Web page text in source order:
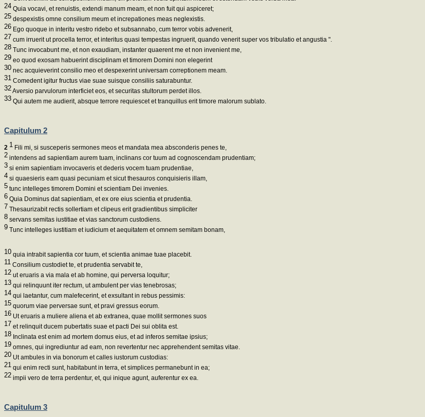
24 Quia vocavi, et renuistis, extendi manum meam, et non fuit qui aspiceret;
25 despexistis omne consilium meum et increpationes meas neglexistis.
26 Ego quoque in interitu vestro ridebo et subsannabo, cum terror vobis advenerit,
27 cum irruerit ut procella terror, et interitus quasi tempestas ingruerit, quando venerit super vos tribulatio et angustia ".
28 Tunc invocabunt me, et non exaudiam, instanter quaerent me et non invenient me,
29 eo quod exosam habuerint disciplinam et timorem Domini non elegerint
30 nec acquieverint consilio meo et despexerint universam correptionem meam.
31 Comedent igitur fructus viae suae suisque consiliis saturabuntur.
32Aversio parvulorum interficiet eos, et securitas stultorum perdet illos.
33 Qui autem me audierit, absque terrore requiescet et tranquillus erit timore malorum sublato.
Capitulum 2
2 1 Fili mi, si susceperis sermones meos et mandata mea absconderis penes te,
2 intendens ad sapientiam aurem tuam, inclinans cor tuum ad cognoscendam prudentiam;
3 si enim sapientiam invocaveris et dederis vocem tuam prudentiae,
4 si quaesieris eam quasi pecuniam et sicut thesauros conquisieris illam,
5 tunc intelleges timorem Domini et scientiam Dei invenies.
6 Quia Dominus dat sapientiam, et ex ore eius scientia et prudentia.
7 Thesaurizabit rectis sollertiam et clipeus erit gradientibus simpliciter
8 servans semitas iustitiae et vias sanctorum custodiens.
9 Tunc intelleges iustitiam et iudicium et aequitatem et omnem semitam bonam,
10 quia intrabit sapientia cor tuum, et scientia animae tuae placebit.
11 Consilium custodiet te, et prudentia servabit te,
12 ut eruaris a via mala et ab homine, qui perversa loquitur;
13 qui relinquunt iter rectum, ut ambulent per vias tenebrosas;
14 qui laetantur, cum malefecerint, et exsultant in rebus pessimis:
15 quorum viae perversae sunt, et pravi gressus eorum.
16 Ut eruaris a muliere aliena et ab extranea, quae mollit sermones suos
17 et relinquit ducem pubertatis suae et pacti Dei sui oblita est.
18 Inclinata est enim ad mortem domus eius, et ad inferos semitae ipsius;
19 omnes, qui ingrediuntur ad eam, non revertentur nec apprehendent semitas vitae.
20 Ut ambules in via bonorum et calles iustorum custodias:
21 qui enim recti sunt, habitabunt in terra, et simplices permanebunt in ea;
22 impii vero de terra perdentur, et, qui inique agunt, auferentur ex ea.
Capitulum 3